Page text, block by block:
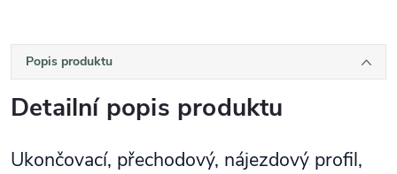
Popis produktu
Detailní popis produktu
Ukončovací, přechodový, nájezdový profil,